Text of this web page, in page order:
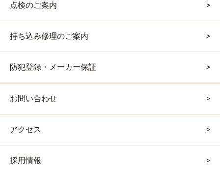
点検のご案内
持ち込み修理のご案内
防犯登録・メーカー保証
お問い合わせ
アクセス
採用情報